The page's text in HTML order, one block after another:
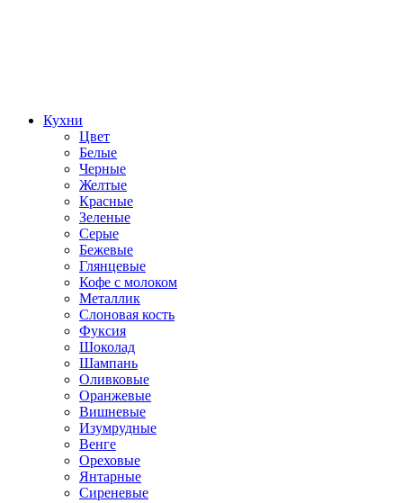
Кухни
Цвет
Белые
Черные
Желтые
Красные
Зеленые
Серые
Бежевые
Глянцевые
Кофе с молоком
Металлик
Слоновая кость
Фуксия
Шоколад
Шампань
Оливковые
Оранжевые
Вишневые
Изумрудные
Венге
Ореховые
Янтарные
Сиреневые